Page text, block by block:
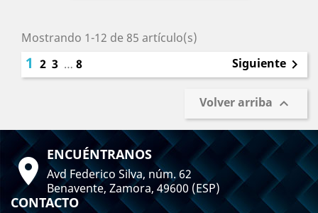
Mostrando 1-12 de 85 artículo(s)
1 2 3 … 8 Siguiente 
Volver arriba 
 ENCUÉNTRANOS
Avd Federico Silva, núm. 62
Benavente, Zamora, 49600 (ESP)
CONTACTO